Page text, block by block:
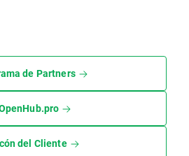
de Partners
del Cliente